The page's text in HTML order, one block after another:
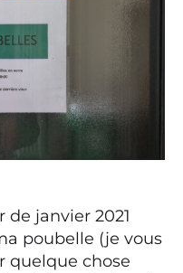
janvier 2021
poubelle (je vous
quelque chose